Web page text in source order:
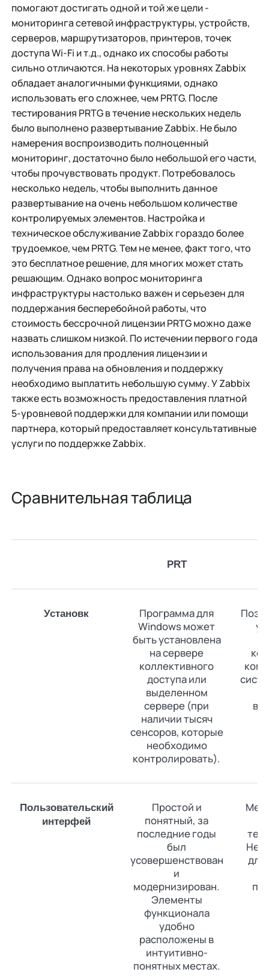
помогают достигать одной и той же цели -
мониторинга сетевой инфраструктуры, устройств,
серверов, маршрутизаторов, принтеров, точек
доступа Wi-Fi и т.д., однако их способы работы
сильно отличаются. На некоторых уровнях Zabbix
обладает аналогичными функциями, однако
использовать его сложнее, чем PRTG. После
тестирования PRTG в течение нескольких недель
было выполнено развертывание Zabbix. Не было
намерения воспроизводить полноценный
мониторинг, достаточно было небольшой его части,
чтобы прочувствовать продукт. Потребовалось
несколько недель, чтобы выполнить данное
развертывание на очень небольшом количестве
контролируемых элементов. Настройка и
техническое обслуживание Zabbix гораздо более
трудоемкое, чем PRTG. Тем не менее, факт того, что
это бесплатное решение, для многих может стать
решающим. Однако вопрос мониторинга
инфраструктуры настолько важен и серьезен для
поддержания бесперебойной работы, что
стоимость бессрочной лицензии PRTG можно даже
назвать слишком низкой. По истечении первого года
использования для продления лицензии и
получения права на обновления и поддержку
необходимо выплатить небольшую сумму. У Zabbix
также есть возможность предоставления платной
5-уровневой поддержки для компании или помощи
партнера, который предоставляет консультативные
услуги по поддержке Zabbix.
Сравнительная таблица
PRT
Установк
Программа для
Windows может
быть установлена
на сервере
коллективного
доступа или
выделенном
сервере (при
наличии тысяч
сенсоров, которые
необходимо
контролировать).
Пользовательский
интерфей
Простой и
понятный, за
последние годы
был
усовершенствован
и
модернизирован.
Элементы
функционала
удобно
расположены в
интуитивно-
понятных местах.
Нет
для